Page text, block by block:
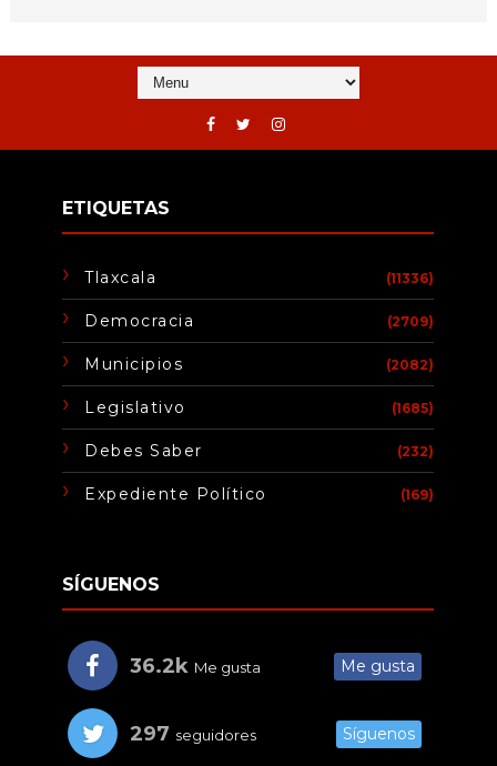
ETIQUETAS
Tlaxcala (11336)
Democracia (2709)
Municipios (2082)
Legislativo (1685)
Debes Saber (232)
Expediente Político (169)
SÍGUENOS
36.2k Me gusta Me gusta
297 seguidores Síguenos